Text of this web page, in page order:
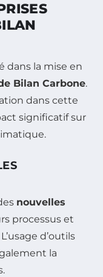
dans la mise en
Bilan Carbone.
dans cette
significatif sur
nouvelles
processus et
d’outils
la